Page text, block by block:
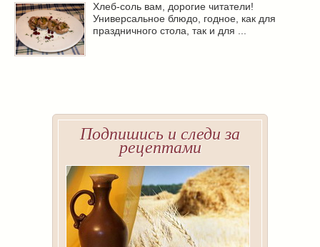
Хлеб-соль вам, дорогие читатели!
Универсальное блюдо, годное, как для
праздничного стола, так и для ...
Подпишись и следи за
рецептами